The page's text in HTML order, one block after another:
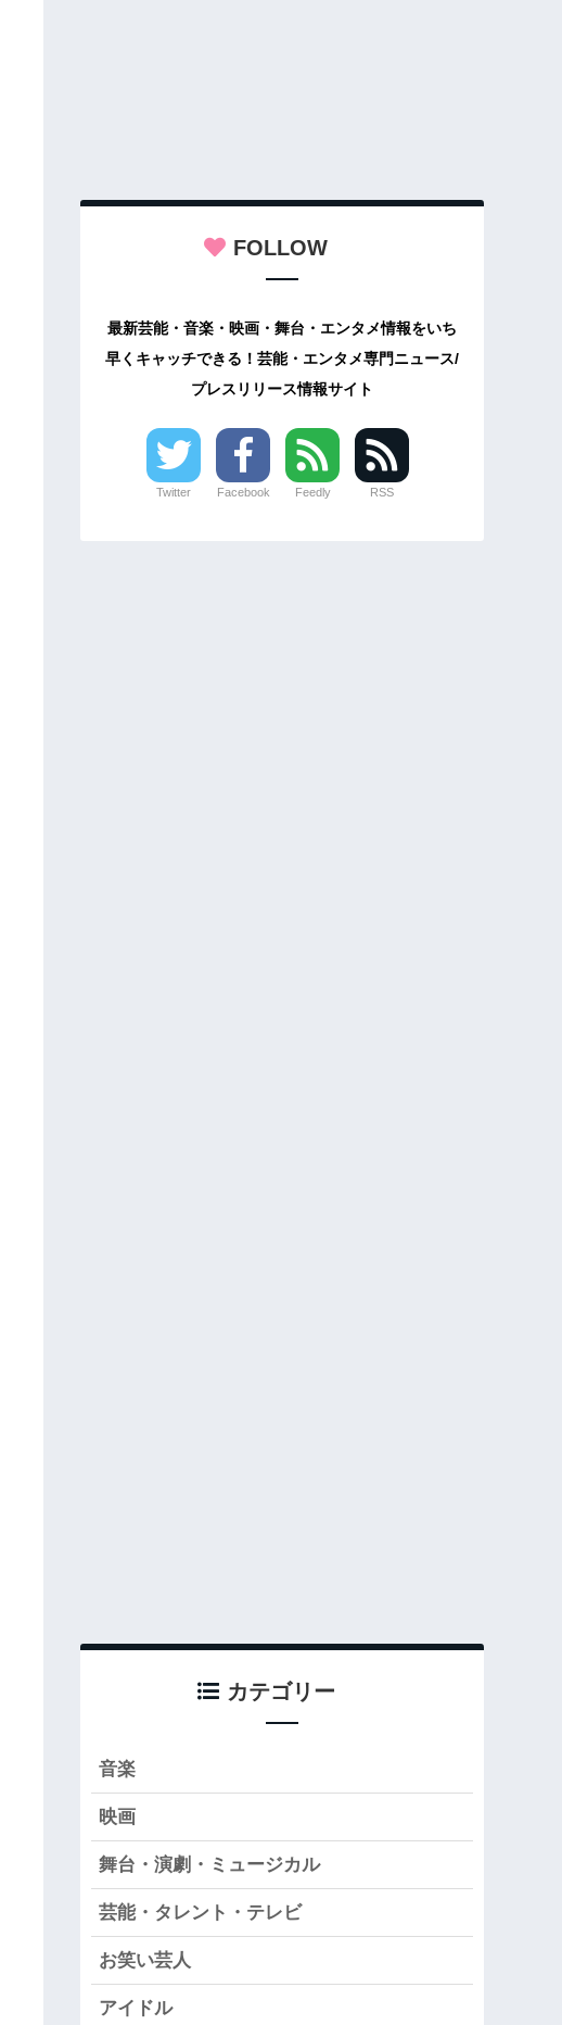
FOLLOW
最新芸能・音楽・映画・舞台・エンタメ情報をいち
早くキャッチできる！芸能・エンタメ専門ニュース/
プレスリリース情報サイト
Twitter Facebook Feedly RSS
カテゴリー
音楽
映画
舞台・演劇・ミュージカル
芸能・タレント・テレビ
お笑い芸人
アイドル